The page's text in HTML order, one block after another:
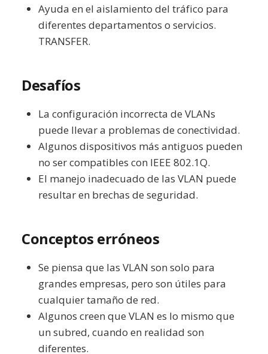
Ayuda en el aislamiento del tráfico para
diferentes departamentos o servicios.
TRANSFER.
Desafíos
La configuración incorrecta de VLANs
puede llevar a problemas de conectividad.
Algunos dispositivos más antiguos pueden
no ser compatibles con IEEE 802.1Q.
El manejo inadecuado de las VLAN puede
resultar en brechas de seguridad.
Conceptos erróneos
Se piensa que las VLAN son solo para
grandes empresas, pero son útiles para
cualquier tamaño de red.
Algunos creen que VLAN es lo mismo que
un subred, cuando en realidad son
diferentes.